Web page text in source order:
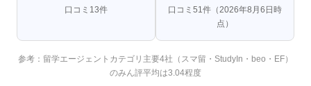
口コミ13件
口コミ51件（2026年8月6日時
点）
参考：留学エージェントカテゴリ主要4社（スマ留・StudyIn・beo・EF）
のみん評平均は3.04程度